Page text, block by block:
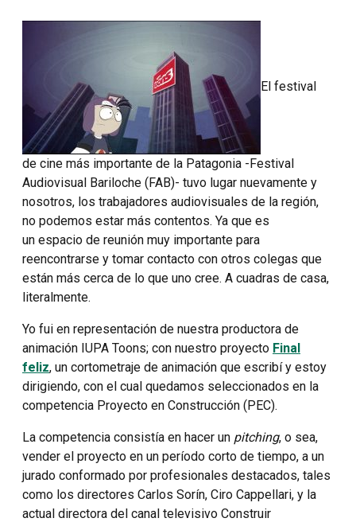
El festival
de cine más importante de la Patagonia -Festival
Audiovisual Bariloche (FAB)- tuvo lugar nuevamente y
nosotros, los trabajadores audiovisuales de la región,
no podemos estar más contentos. Ya que es
un espacio de reunión muy importante para
reencontrarse y tomar contacto con otros colegas que
están más cerca de lo que uno cree. A cuadras de casa,
literalmente.
Yo fui en representación de nuestra productora de
animación IUPA Toons; con nuestro proyecto Final
feliz, un cortometraje de animación que escribí y estoy
dirigiendo, con el cual quedamos seleccionados en la
competencia Proyecto en Construcción (PEC).
La competencia consistía en hacer un pitching, o sea,
vender el proyecto en un período corto de tiempo, a un
jurado conformado por profesionales destacados, tales
como los directores Carlos Sorín, Ciro Cappellari, y la
actual directora del canal televisivo Construir